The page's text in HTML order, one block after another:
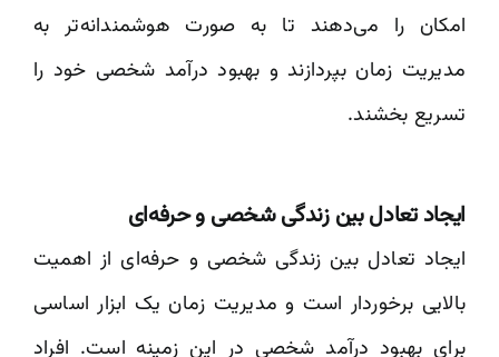
امکان را می‌دهند تا به صورت هوشمندانه‌تر به
مدیریت زمان بپردازند و بهبود درآمد شخصی خود را
تسریع بخشند.
ایجاد تعادل بین زندگی شخصی و حرفه‌ای
ایجاد تعادل بین زندگی شخصی و حرفه‌ای از اهمیت
بالایی برخوردار است و مدیریت زمان یک ابزار اساسی
برای بهبود درآمد شخصی در این زمینه است. افراد